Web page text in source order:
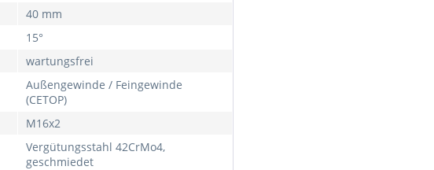
40 mm
15°
wartungsfrei
Außengewinde / Feingewinde
(CETOP)
M16x2
Vergütungsstahl 42CrMo4,
geschmiedet